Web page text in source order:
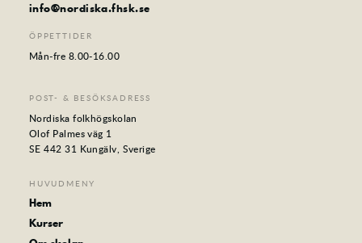
info@nordiska.fhsk.se
ÖPPETTIDER
Mån-fre 8.00-16.00
POST- & BESÖKSADRESS
Nordiska folkhögskolan
Olof Palmes väg 1
SE 442 31 Kungälv, Sverige
HUVUDMENY
Hem
Kurser